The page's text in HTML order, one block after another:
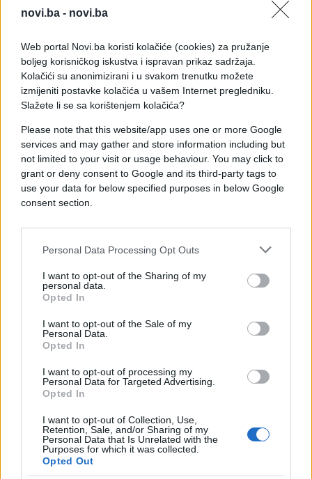
novi.ba - novi.ba
Web portal Novi.ba koristi kolačiće (cookies) za pružanje
boljeg korisničkog iskustva i ispravan prikaz sadržaja.
Kolačići su anonimizirani i u svakom trenutku možete
izmijeniti postavke kolačića u vašem Internet pregledniku.
Slažete li se sa korištenjem kolačića?
Please note that this website/app uses one or more Google
services and may gather and store information including but
not limited to your visit or usage behaviour. You may click to
grant or deny consent to Google and its third-party tags to
use your data for below specified purposes in below Google
consent section.
Personal Data Processing Opt Outs
I want to opt-out of the Sharing of my
personal data.
Opted In
I want to opt-out of the Sale of my
Personal Data.
Opted In
I want to opt-out of processing my
Personal Data for Targeted Advertising.
Opted In
I want to opt-out of Collection, Use,
Retention, Sale, and/or Sharing of my
Personal Data that Is Unrelated with the
Purposes for which it was collected.
Opted Out
Rafting avantura na Tari, drugom najvećem
kanjonu na svijetu!
Saznaj više
CRNA HRONIKA
14.03.17. 20:05
Zvorniku